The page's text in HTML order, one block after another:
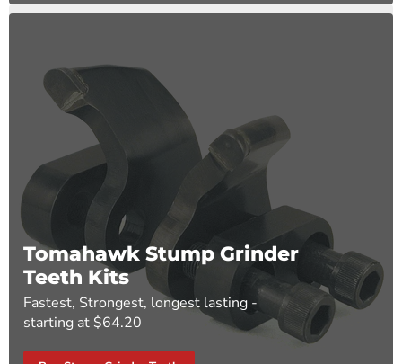
Tomahawk Stump Grinder
Teeth Kits
Fastest, Strongest, longest lasting -
starting at $64.20